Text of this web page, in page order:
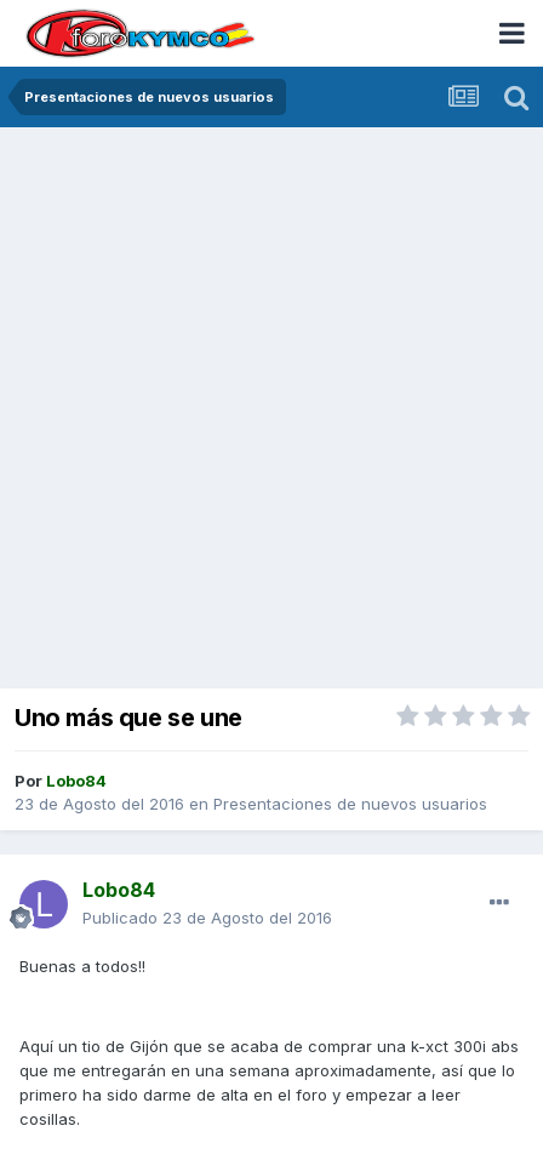
Presentaciones de nuevos usuarios
Uno más que se une
Por Lobo84
23 de Agosto del 2016 en Presentaciones de nuevos usuarios
Lobo84
Publicado 23 de Agosto del 2016
Buenas a todos!!
Aquí un tio de Gijón que se acaba de comprar una k-xct 300i abs
que me entregarán en una semana aproximadamente, así que lo
primero ha sido darme de alta en el foro y empezar a leer
cosillas.